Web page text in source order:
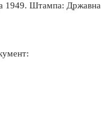
1949. Штампа: Државна